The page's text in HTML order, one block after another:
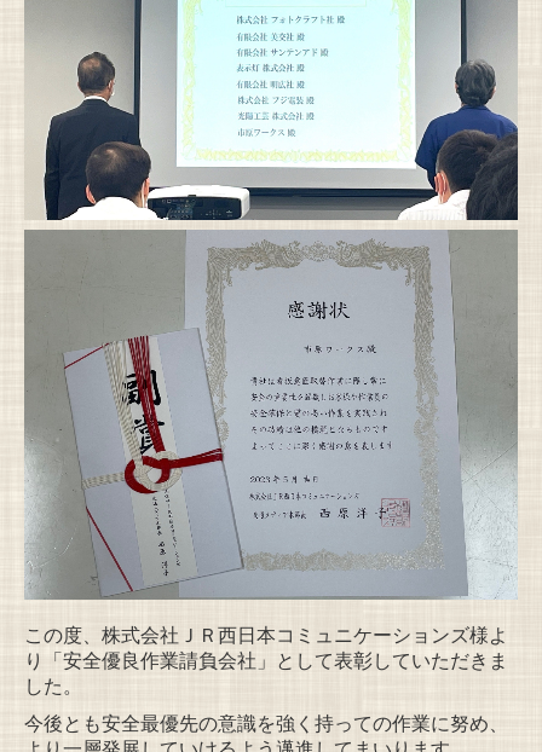
この度、株式会社ＪＲ西日本コミュニケーションズ様よ
り「安全優良作業請負会社」として表彰していただきま
した。
今後とも安全最優先の意識を強く持っての作業に努め、